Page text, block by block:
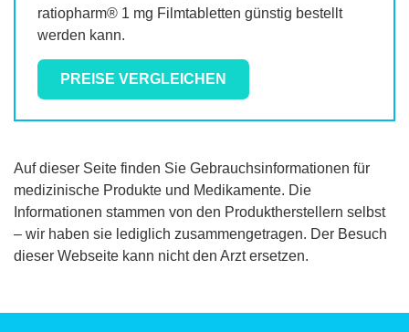
ratiopharm® 1 mg Filmtabletten günstig bestellt
werden kann.
PREISE VERGLEICHEN
Auf dieser Seite finden Sie Gebrauchsinformationen für
medizinische Produkte und Medikamente. Die
Informationen stammen von den Produktherstellern selbst
– wir haben sie lediglich zusammengetragen. Der Besuch
dieser Webseite kann nicht den Arzt ersetzen.